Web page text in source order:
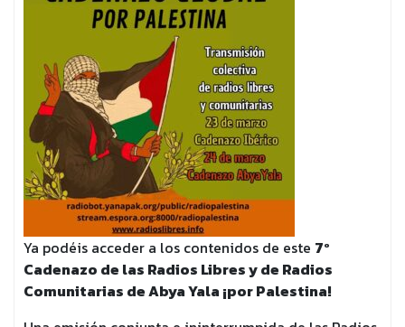
Ya podéis acceder a los contenidos de este 7º
Cadenazo de las Radios Libres y de Radios
Comunitarias de Abya Yala ¡por Palestina!